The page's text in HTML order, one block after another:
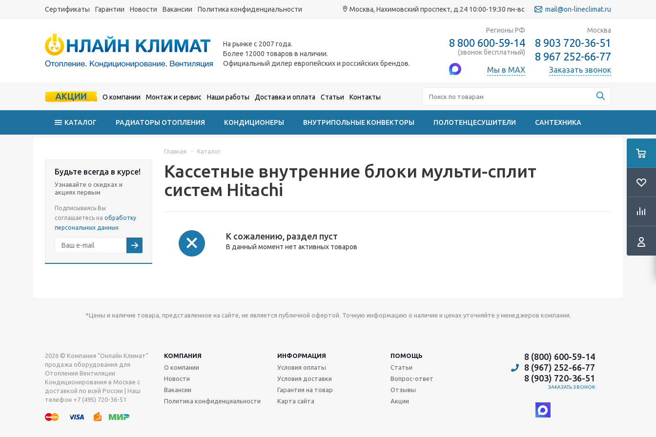
Сертификаты Гарантии Новости Вакансии Политика конфиденциальности Москва, Нахимовский проспект, д.24 10:00-19:30 пн-вс mail@on-lineclimat.ru
На рынке с 2007 года.
Более 12000 товаров в наличии.
Официальный дилер европейских и российских брендов.
Регионы РФ
8 800 600-59-14
(звонок бесплатный)
Мы в MAX
Москва
8 903 720-36-51
8 967 252-66-77
Заказать звонок
АКЦИИ О компании Монтаж и сервис Наши работы Доставка и оплата Статьи Контакты
КАТАЛОГ РАДИАТОРЫ ОТОПЛЕНИЯ КОНДИЦИОНЕРЫ ВНУТРИПОЛЬНЫЕ КОНВЕКТОРЫ ПОЛОТЕНЦЕСУШИТЕЛИ САНТЕХНИКА
Будьте всегда в курсе!
Узнавайте о скидках и
акциях первым
Подписываясь Вы
соглашаетесь на обработку
персональных данных
Главная - Каталог
Кассетные внутренние блоки мульти-сплит
систем Hitachi
К сожалению, раздел пуст
В данный момент нет активных товаров
*Цены и наличие товара, представленное на сайте, не является публичной офертой. Точную информацию о наличии и ценах уточняйте у менеджеров компании.
2026 © Компания "Онлайн Климат"
продажа оборудования для
Отопления Вентиляции
Кондиционирования в Москве с
доставкой по всей России | Наш
телефон +7 (495) 720-36-51
КОМПАНИЯ ИНФОРМАЦИЯ
ПОМОЩЬ
О компании
Новости
Вакансии
Политика конфиденциальности
Условия оплаты
Условия доставки
Гарантия на товар
Карта сайта
Статьи
Вопрос-ответ
Отзывы
Акции
8 (800) 600-59-14
8 (967) 252-66-77
8 (903) 720-36-51
ЗАКАЗАТЬ ЗВОНОК